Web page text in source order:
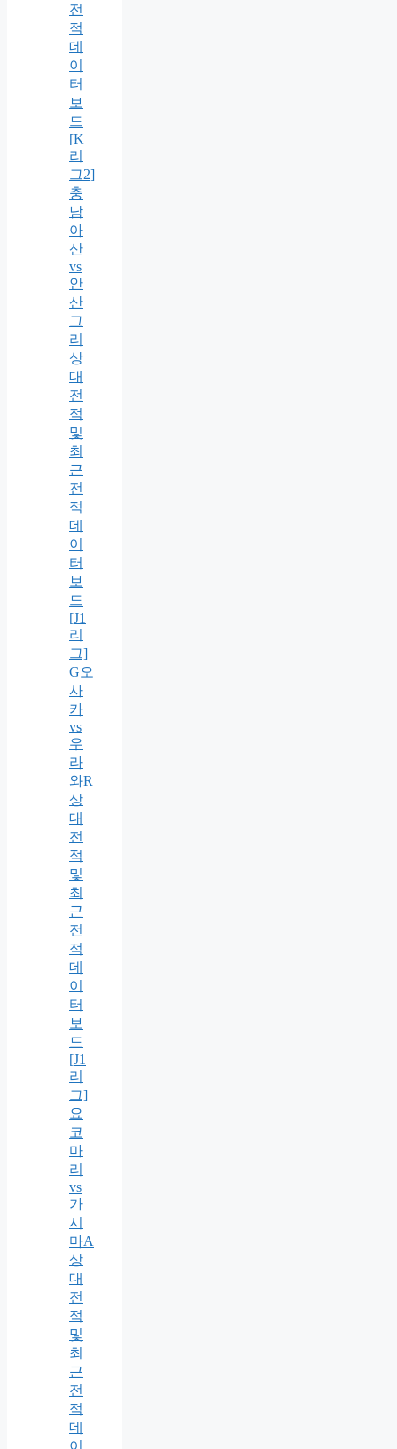
전
적
데
이
터
보
드
[K
리
그2]
충
남
아
산
vs
안
산
그
리
상
대
전
적
및
최
근
전
적
데
이
터
보
드
[J1
리
그]
G오
사
카
vs
우
라
와R
상
대
전
적
및
최
근
전
적
데
이
터
보
드
[J1
리
그]
요
코
마
리
vs
가
시
마A
상
대
전
적
및
최
근
전
적
데
이